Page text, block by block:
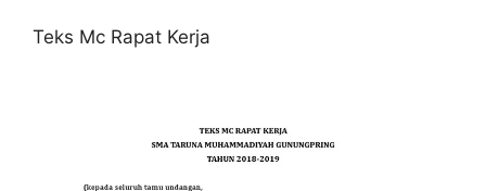
Teks Mc Rapat Kerja